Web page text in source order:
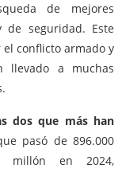
de mejores
de seguridad. Este
conflicto armado y
llevado a muchas
dos que más han
pasó de 896.000
en 2024,